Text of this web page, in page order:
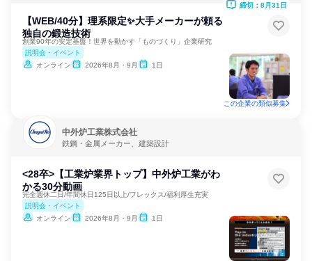
【WEB/40分】理系限定✨大手メーカーが頼る
独自の鍛造技術
創業90年の安定基盤！世界を動かす「ものづくり」企業研究
説明会・イベント
オンライン
2026年8月・9月 1日
締切：8月31日
この企業の類似募集
中外炉工業株式会社
鉄鋼・金属メーカー、建築設計
<28卒>【工業炉業界トップ】中外炉工業がわ
かる30分動画
完全週休二日/年間休日125日以上/フレックス/福利厚生充実
説明会・イベント
オンライン
2026年8月・9月 1日